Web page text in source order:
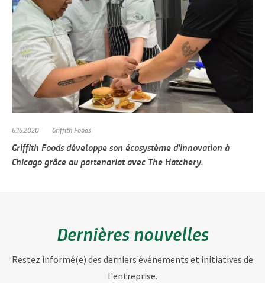
6.16.2020 Griffith Foods
Griffith Foods développe son écosystème d'innovation à
Chicago grâce au partenariat avec The Hatchery.
Dernières nouvelles
Restez informé(e) des derniers événements et initiatives de
l'entreprise.